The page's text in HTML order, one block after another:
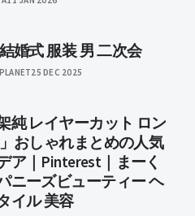
婚式 服装 男 二次会
25 DEC 2025
純 レイヤーカット ロン
おしゃれまとめの人気
ア｜Pinterest｜まーく
ニーズビューティー ヘ
イル 美容